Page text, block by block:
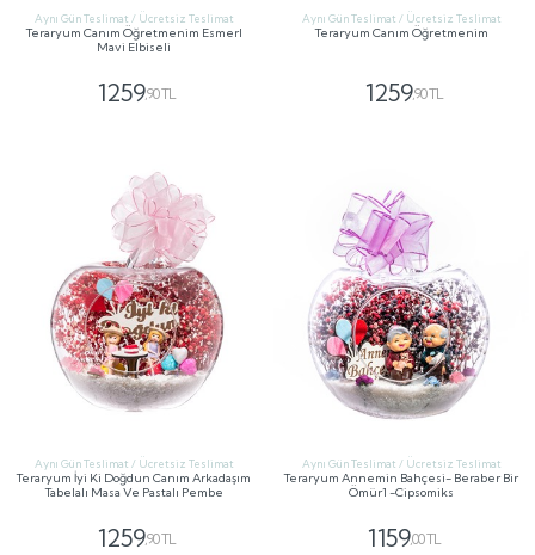
Aynı Gün Teslimat / Ücretsiz Teslimat
Teraryum Canım Öğretmenim Esmerl
Mavi Elbiseli
1259,90 TL
Aynı Gün Teslimat / Ücretsiz Teslimat
Teraryum Canım Öğretmenim
1259,90 TL
Aynı Gün Teslimat / Ücretsiz Teslimat
Teraryum İyi Ki Doğdun Canım Arkadaşım
Tabelalı Masa Ve Pastalı Pembe
1259,90 TL
Aynı Gün Teslimat / Ücretsiz Teslimat
Teraryum Annemin Bahçesi- Beraber Bir
Ömür1 -Cipsomiks
1159,00 TL